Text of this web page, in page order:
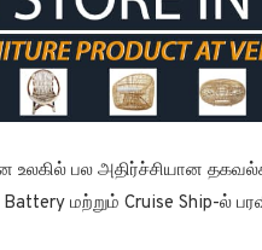
உலகில் பல அதிர்ச்சியான
மற்றும் Cruise Ship-ல்